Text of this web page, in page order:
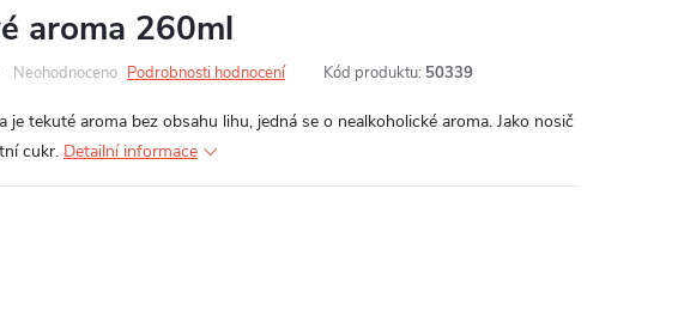
aroma 260ml
Neohodnoceno Podrobnosti hodnocení Kód produktu: 50339
je tekuté aroma bez obsahu lihu, jedná se o nealkoholické aroma. Jako nosič
cukr. Detailní informace